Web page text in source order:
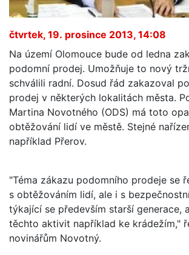
čtvrtek, 19. prosince 2013, 14:08
Na území Olomouce bude od ledna
podomní prodej. Umožňuje to nový
schválili radní. Dosud řád zakazoval
prodej v některých lokalitách města.
Martina Novotného (ODS) má toto
obtěžování lidí ve městě. Stejné
například Přerov.
"Téma zákazu podomního prodeje se
s obtěžováním lidí, ale i s
týkající se především starší generace,
těchto aktivit například ke krádežím,"
novinářům Novotný.